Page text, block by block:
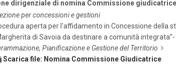
dirigenziale di nomina Commissione giudicatrice
per concessioni e gestioni
aperta per l'affidamento in Concessione della
di Savoia da destinare a comunità
Pianificazione e Gestione del Territorio
Scarica file: Nomina Commissione Giudicatrice